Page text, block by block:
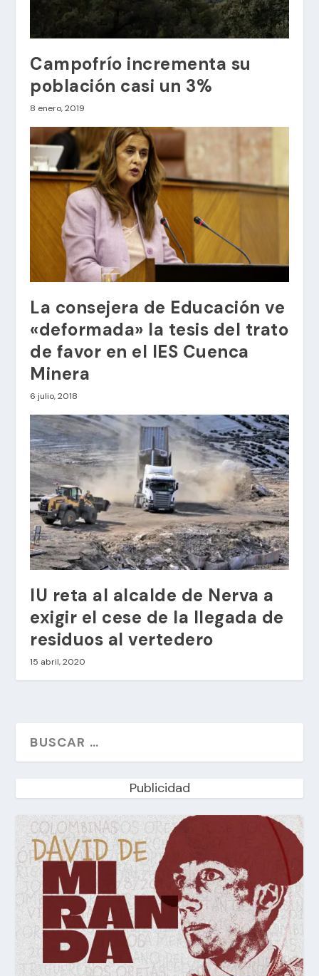
Campofrío incrementa su
población casi un 3%
8 enero, 2019
La consejera de Educación ve
«deformada» la tesis del trato
de favor en el IES Cuenca
Minera
6 julio, 2018
IU reta al alcalde de Nerva a
exigir el cese de la llegada de
residuos al vertedero
15 abril, 2020
Publicidad